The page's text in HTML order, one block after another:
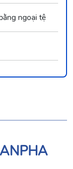
ngoại tệ